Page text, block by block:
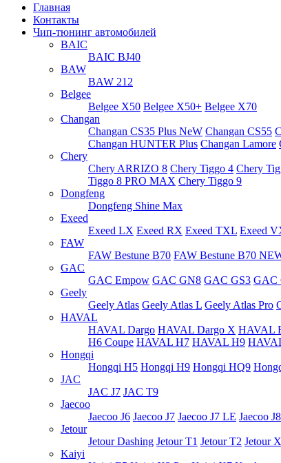
Главная
Контакты
Чип-тюнинг автомобилей
BAIC
BAIC BJ40
BAW
BAW 212
Belgee
Belgee X50 Belgee X50+ Belgee X70
Changan
Changan CS35 Plus NeW Changan CS55
Changan HUNTER Plus Changan Lamore
Chery
Chery ARRIZO 8 Chery Tiggo 4 Chery
Tiggo 8 PRO MAX Chery Tiggo 9
Dongfeng
Dongfeng Shine Max
Exeed
Exeed LX Exeed RX Exeed TXL Exeed
FAW
FAW Bestune B70 FAW Bestune B70
GAC
GAC Empow GAC GN8 GAC GS3 GAC
Geely
Geely Atlas Geely Atlas L Geely Atlas Pro
HAVAL
HAVAL Dargo HAVAL Dargo X HAVAL
H6 Coupe HAVAL H7 HAVAL H9
Hongqi
Hongqi H5 Hongqi H9 Hongqi HQ9
JAC
JAC J7 JAC T9
Jaecoo
Jaecoo J6 Jaecoo J7 Jaecoo J7 LE Jaecoo J8
Jetour
Jetour Dashing Jetour T1 Jetour T2 Jetour
Kaiyi